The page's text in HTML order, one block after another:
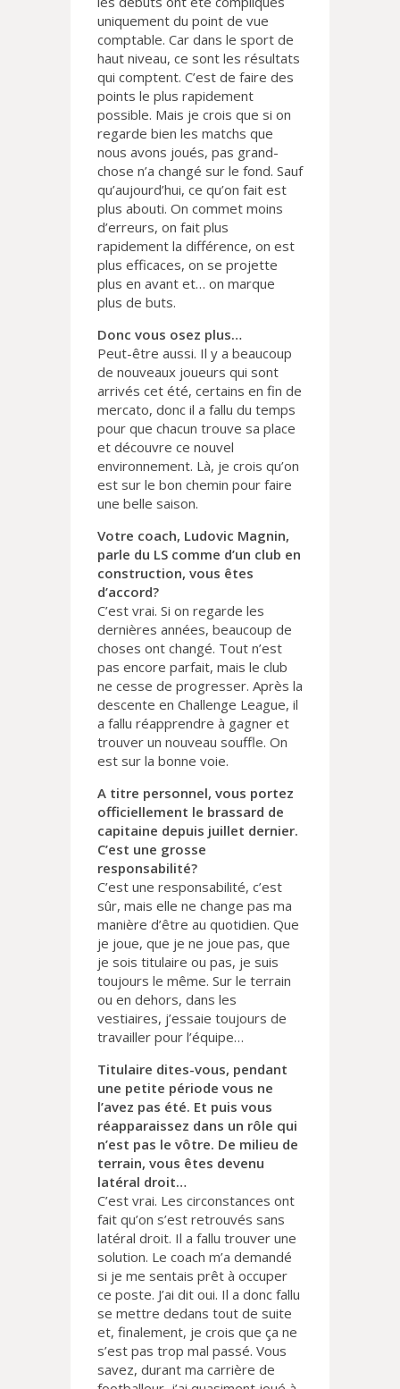
uniquement du point de vue
comptable. Car dans le sport de
haut niveau, ce sont les résultats
qui comptent. C’est de faire des
points le plus rapidement
possible. Mais je crois que si on
regarde bien les matchs que
nous avons joués, pas grand-
chose n’a changé sur le fond. Sauf
qu’aujourd’hui, ce qu’on fait est
plus abouti. On commet moins
d’erreurs, on fait plus
rapidement la différence, on est
plus efficaces, on se projette
plus en avant et… on marque
plus de buts.
Donc vous osez plus…
Peut-être aussi. Il y a beaucoup
de nouveaux joueurs qui sont
arrivés cet été, certains en fin de
mercato, donc il a fallu du temps
pour que chacun trouve sa place
et découvre ce nouvel
environnement. Là, je crois qu’on
est sur le bon chemin pour faire
une belle saison.
Votre coach, Ludovic Magnin,
parle du LS comme d’un club en
construction, vous êtes
d’accord?
C’est vrai. Si on regarde les
dernières années, beaucoup de
choses ont changé. Tout n’est
pas encore parfait, mais le club
ne cesse de progresser. Après la
descente en Challenge League, il
a fallu réapprendre à gagner et
trouver un nouveau souffle. On
est sur la bonne voie.
A titre personnel, vous portez
officiellement le brassard de
capitaine depuis juillet dernier.
C’est une grosse
responsabilité?
C’est une responsabilité, c’est
sûr, mais elle ne change pas ma
manière d’être au quotidien. Que
je joue, que je ne joue pas, que
je sois titulaire ou pas, je suis
toujours le même. Sur le terrain
ou en dehors, dans les
vestiaires, j’essaie toujours de
travailler pour l’équipe…
Titulaire dites-vous, pendant
une petite période vous ne
l’avez pas été. Et puis vous
réapparaissez dans un rôle qui
n’est pas le vôtre. De milieu de
terrain, vous êtes devenu
latéral droit…
C’est vrai. Les circonstances ont
fait qu’on s’est retrouvés sans
latéral droit. Il a fallu trouver une
solution. Le coach m’a demandé
si je me sentais prêt à occuper
ce poste. J’ai dit oui. Il a donc fallu
se mettre dedans tout de suite
et, finalement, je crois que ça ne
s’est pas trop mal passé. Vous
savez, durant ma carrière de